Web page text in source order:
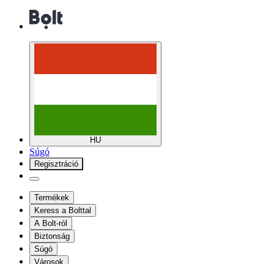
HU
Súgó
Regisztráció
Termékek
Keress a Bolttal
A Bolt-ról
Biztonság
Súgó
Városok